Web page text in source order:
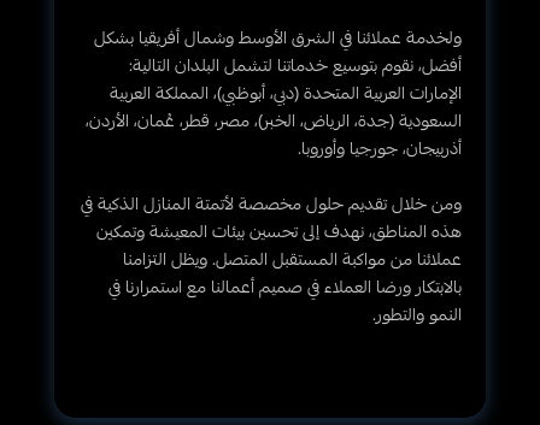
ولخدمة عملائنا في الشرق الأوسط وشمال أفريقيا بشكل
أفضل، نقوم بتوسيع خدماتنا لتشمل البلدان التالية:
الإمارات العربية المتحدة (دبي، أبوظبي)، المملكة العربية
السعودية (جدة، الرياض، الخبر)، مصر، قطر، عُمان، الأردن،
أذربيجان، جورجيا وأوروبا.
ومن خلال تقديم حلول مخصصة لأتمتة المنازل الذكية في
هذه المناطق، نهدف إلى تحسين بيئات المعيشة وتمكين
عملائنا من مواكبة المستقبل المتصل. ويظل التزامنا
بالابتكار ورضا العملاء في صميم أعمالنا مع استمرارنا في
النمو والتطور.